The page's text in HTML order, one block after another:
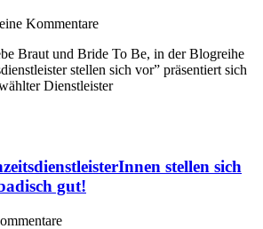
Kommentare
Braut und Bride To Be, in der Blogreihe
stellen sich vor” präsentiert sich
Dienstleister
stellen sich
gut!